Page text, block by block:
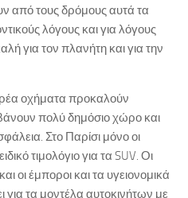
από τους δρόμους αυτά τα
λόγους και για λόγους
για τον πλανήτη και για την
οχήματα προκαλούν
πολύ δημόσιο χώρο και
Στο Παρίσι μόνο οι
τιμολόγιο για τα SUV. Οι
οι έμποροι και τα υγειονομικά
για τα μοντέλα αυτοκινήτων με